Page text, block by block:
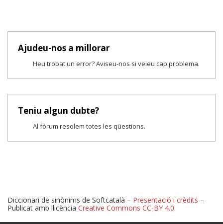
Ajudeu-nos a millorar
Heu trobat un error? Aviseu-nos si veieu cap problema.
Teniu algun dubte?
Al fòrum resolem totes les qüestions.
Diccionari de sinònims de Softcatalà – Presentació i crèdits –
Publicat amb llicència Creative Commons CC-BY 4.0